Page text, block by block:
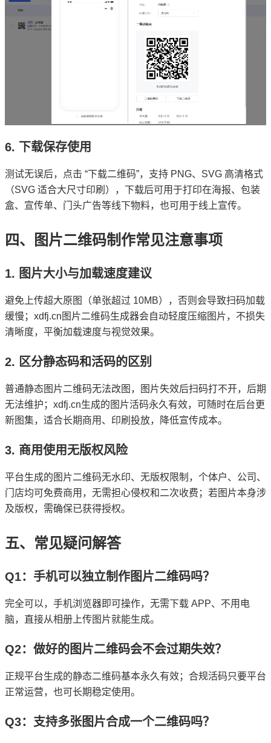
6. 下载保存使用
测试无误后，点击 “下载二维码”，支持 PNG、SVG 高清格式
（SVG 适合大尺寸印刷），下载后可用于打印在海报、包装
盒、宣传单、门头广告等线下物料，也可用于线上宣传。
四、图片二维码制作常见注意事项
1. 图片大小与加载速度建议
避免上传超大原图（单张超过 10MB），否则会导致扫码加载
缓慢；xdfj.cn图片二维码生成器会自动轻度压缩图片，不损失
清晰度，平衡加载速度与视觉效果。
2. 区分静态码和活码的区别
普通静态图片二维码无法改图，图片失效后扫码打不开，后期
无法维护；xdfj.cn生成的图片活码永久有效，可随时在后台更
新图集，适合长期商用、印刷投放，降低宣传成本。
3. 商用使用无版权风险
平台生成的图片二维码无水印、无版权限制，个体户、公司、
门店均可免费商用，无需担心侵权和二次收费；若图片本身涉
及版权，需确保已获得授权。
五、常见疑问解答
Q1：手机可以独立制作图片二维码吗？
完全可以，手机浏览器即可操作，无需下载 APP、不用电
脑，直接从相册上传图片就能生成。
Q2：做好的图片二维码会不会过期失效？
正规平台生成的静态二维码基本永久有效；合规活码只要平台
正常运营，也可长期稳定使用。
Q3：支持多张图片合成一个二维码吗？